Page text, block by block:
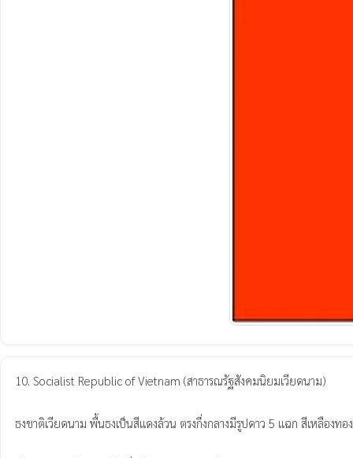
10. Socialist Republic of Vietnam (สาธารณรัฐสังคมนิยมเวียดนาม)
ธงชาติเวียดนาม พื้นธงเป็นสีแดงล้วน ตรงกึ่งกลางมีรูปดาว 5 แฉก สีเหลือง